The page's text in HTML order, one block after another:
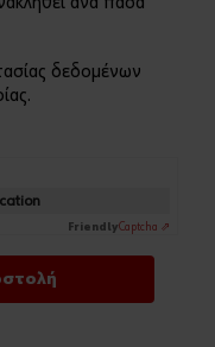
δεδομένων
FriendlyCaptcha ⇗